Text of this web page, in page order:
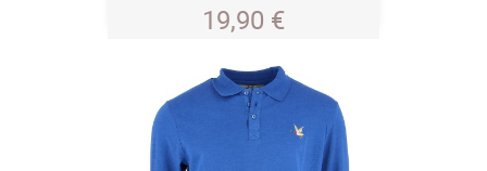
Prix
19,90 €